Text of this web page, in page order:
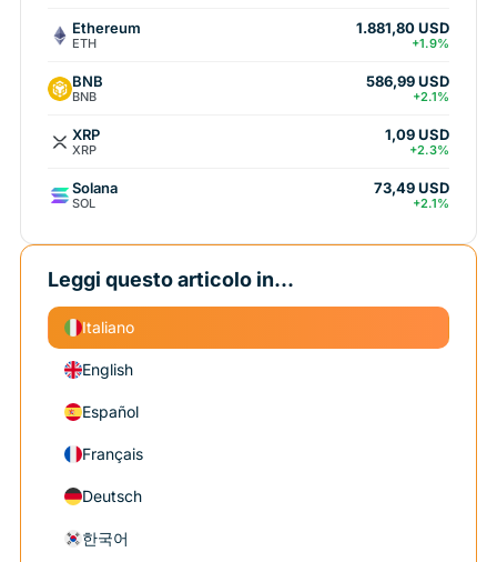
Ethereum
ETH
1.881,80 USD
+1.9%
BNB
BNB
586,99 USD
+2.1%
XRP
XRP
1,09 USD
+2.3%
Solana
SOL
73,49 USD
+2.1%
Leggi questo articolo in...
Italiano
English
Español
Français
Deutsch
한국어